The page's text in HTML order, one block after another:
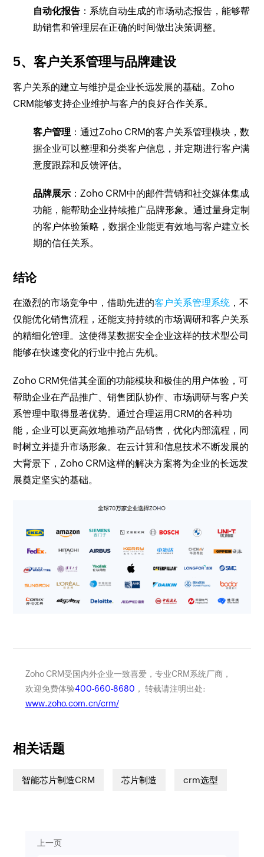
自动化报告 ：系统自动生成的市场动态报告，能够帮
助销售和管理层在正确的时间做出决策调整。
5、客户关系管理与品牌建设
客户关系的建立与维护是企业长远发展的基础。Zoho
CRM能够支持企业维护与客户的良好合作关系。
客户管理 ：通过Zoho CRM的客户关系管理模块，数
据企业可以整理和分类客户信息，并定期进行客户满
意度跟踪和反馈评估。
品牌展示 ：Zoho CRM中的邮件营销和社交媒体集成
功能，能帮助企业持续推广品牌形象。通过量身定制
的客户体验策略，数据企业能更有效地与客户建立长
期的信任关系。
结论
在激烈的市场竞争中，借助先进的客户关系管理系统 ，不
仅能优化销售流程，还能支持持续的市场调研和客户关系
的精细化管理。这使得某数据安全企业这样的技术型公司
能够在快速变化的行业中抢占先机。
Zoho CRM凭借其全面的功能模块和极佳的用户体验，可
帮助企业在产品推广、销售团队协作、市场调研与客户关
系管理中取得显著优势。通过合理运用CRM的各种功
能，企业可以更高效地推动产品销售，优化内部流程，同
时树立并提升市场形象。在云计算和信息技术不断发展的
大背景下，Zoho CRM这样的解决方案将为企业的长远发
展奠定坚实的基础。
Zoho CRM受国内外企业一致喜爱，专业CRM系统厂商，
欢迎免费体验400-660-8680 ， 转载请注明出处:
www.zoho.com.cn/crm/
相关话题
智能芯片制造CRM 芯片制造 crm选型
上一页